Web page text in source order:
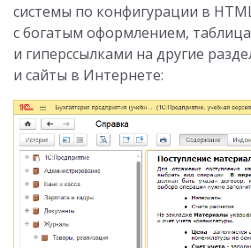
системы по конфигурации в
с богатым оформлением,
и гиперссылками на другие
и сайты в Интернете: